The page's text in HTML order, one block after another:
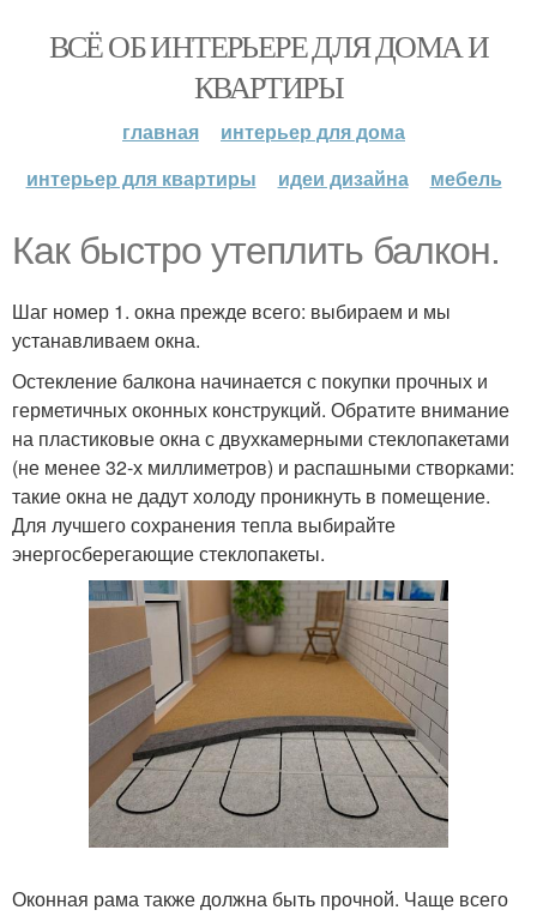
ВСЁ ОБ ИНТЕРЬЕРЕ ДЛЯ ДОМА И
КВАРТИРЫ
главная
интерьер для дома
интерьер для квартиры
идеи дизайна мебель
Как быстро утеплить балкон.
Шаг номер 1. окна прежде всего: выбираем и мы
устанавливаем окна.
Остекление балкона начинается с покупки прочных и
герметичных оконных конструкций. Обратите внимание
на пластиковые окна с двухкамерными стеклопакетами
(не менее 32-х миллиметров) и распашными створками:
такие окна не дадут холоду проникнуть в помещение.
Для лучшего сохранения тепла выбирайте
энергосберегающие стеклопакеты.
Оконная рама также должна быть прочной. Чаще всего